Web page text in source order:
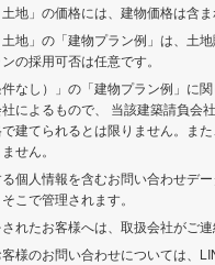
土地」の価格には、建物価格は含ま
土地」の「建物プラン例」は、土
の採用可否は任意です。
件なし）」の「建物プラン例」に
によるもので、 当該建築請負会
建てられるとは限りません。ま
せん。
個人情報を含むお問い合わせデ
こで管理されます。
れたお客様へは、取扱会社がご連
様のお問い合わせについては、